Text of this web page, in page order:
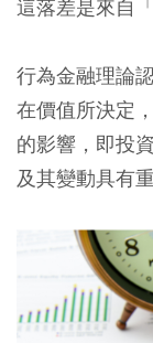
這落差是來自
行為金融理論
在價值所決定
的影響，即投
及其變動具有